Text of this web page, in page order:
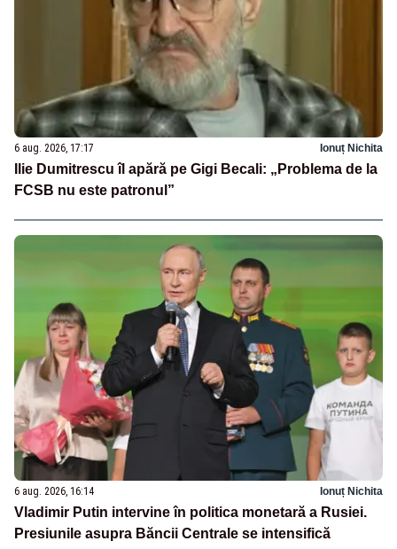
6 aug. 2026, 17:17 Ionuț Nichita
Ilie Dumitrescu îl apără pe Gigi Becali: „Problema de la
FCSB nu este patronul”
6 aug. 2026, 16:14 Ionuț Nichita
Vladimir Putin intervine în politica monetară a Rusiei.
Presiunile asupra Băncii Centrale se intensifică